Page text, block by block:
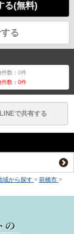
る(無料)
る
件数：0件
件数：0件
LINEで共有する
域から探す > 前橋市 >